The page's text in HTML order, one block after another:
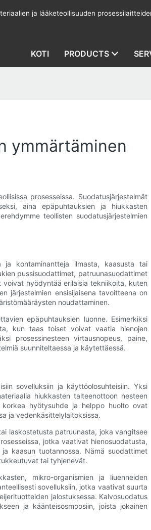
ja lääketeollisuuden
KOTI PRODUCTS
ymmärtäminen
prosesseissa. Suodatusjärjestelmät
aina epäpuhtauksien ja hiukkasten
teollisten suodatusjärjestelmien
ja kontaminantteja ilmasta, kaasusta tai
pussisuodattimet, patruunasuodattimet
hyödyntää erilaisia ​​tekniikoita, kuten
järjestelmien ensisijaisena tavoitteena on
noudattaminen.
epäpuhtauksien luonne. Esimerkiksi
kun taas toiset voivat vaatia hienojen
prosessinesteen virtausnopeus, paine,
suunniteltaessa ja käytettäessä.
sovelluksiin ja käyttöolosuhteisiin. Yksi
hiukkasten talteenottoon nesteen
korkea hyötysuhde ja helppo huolto ovat
ja vedenkäsittelylaitoksissa.
laskostetusta patruunasta, joka vangitsee
jotka vaativat hienosuodatusta,
kaasun tuotannossa. Nämä suodattimet
tai tyhjenevät.
mikro-organismien ja liuenneiden
sovelluksiin, jotka vaativat suurta
jalostuksessa. Kalvosuodatus
ja käänteisosmoosiin, joista jokainen